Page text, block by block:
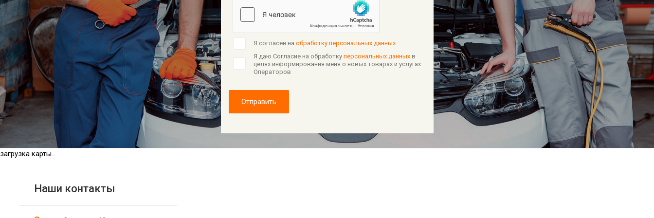
Я согласен на обработку персональных данных
Я даю Согласие на обработку персональных данныхв
целях информирования меня о новых товарах и услугах
Операторов
Отправить
Наши контакты
загрузка карты...